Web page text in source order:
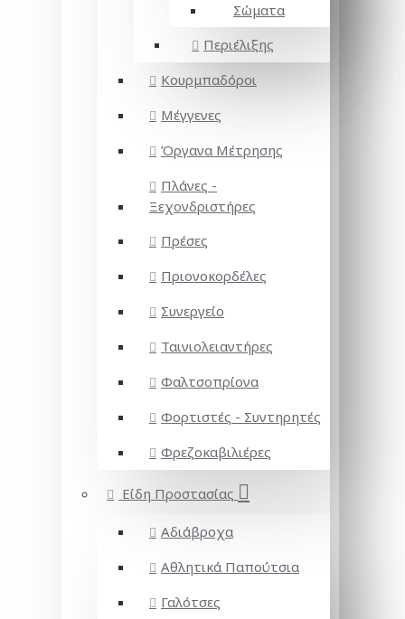
Σώματα
Περιέλιξης
Κουρμπαδόροι
Μέγγενες
Όργανα Μέτρησης
Πλάνες -
Ξεχονδριστήρες
Πρέσες
Πριονοκορδέλες
Συνεργείο
Ταινιολειαντήρες
Φαλτσοπρίονα
Φορτιστές - Συντηρητές
Φρεζοκαβιλιέρες
Είδη Προστασίας
Αδιάβροχα
Αθλητικά Παπούτσια
Γαλότσες